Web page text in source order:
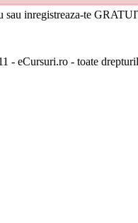
sau inregistreaza-te
- eCursuri.ro - toate